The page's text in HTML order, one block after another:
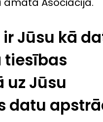
ir Jūsu kā
tiesības
Jūsu
datu